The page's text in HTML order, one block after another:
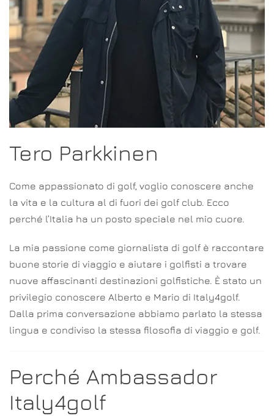
Tero Parkkinen
Come appassionato di golf, voglio conoscere anche
la vita e la cultura al di fuori dei golf club. Ecco
perché l’Italia ha un posto speciale nel mio cuore.
La mia passione come giornalista di golf è raccontare
buone storie di viaggio e aiutare i golfisti a trovare
nuove affascinanti destinazioni golfistiche. È stato un
privilegio conoscere Alberto e Mario di Italy4golf.
Dalla prima conversazione abbiamo parlato la stessa
lingua e condiviso la stessa filosofia di viaggio e golf.
Perché Ambassador
Italy4golf